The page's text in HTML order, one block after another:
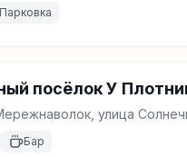
Парковка
посёлок У
улица
Бар